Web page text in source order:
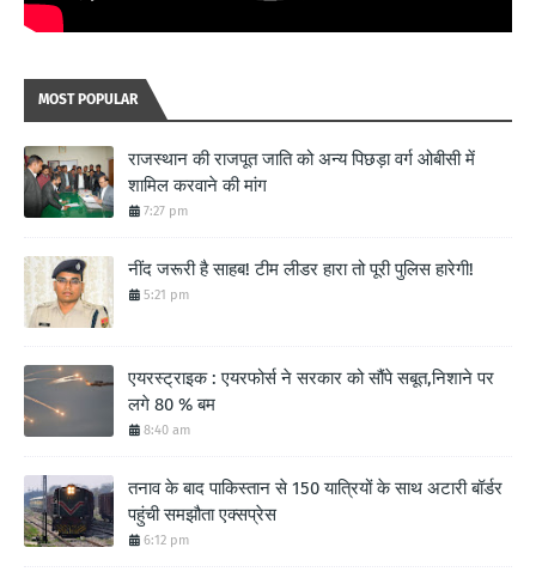
MOST POPULAR
राजस्थान की राजपूत जाति को अन्य पिछड़ा वर्ग ओबीसी में
शामिल करवाने की मांग
7:27 pm
नींद जरूरी है साहब! टीम लीडर हारा तो पूरी पुलिस हारेगी!
5:21 pm
एयरस्ट्राइक : एयरफोर्स ने सरकार को सौंपे सबूत,निशाने पर
लगे 80 % बम
8:40 am
तनाव के बाद पाकिस्तान से 150 यात्रियों के साथ अटारी बॉर्डर
पहुंची समझौता एक्सप्रेस
6:12 pm